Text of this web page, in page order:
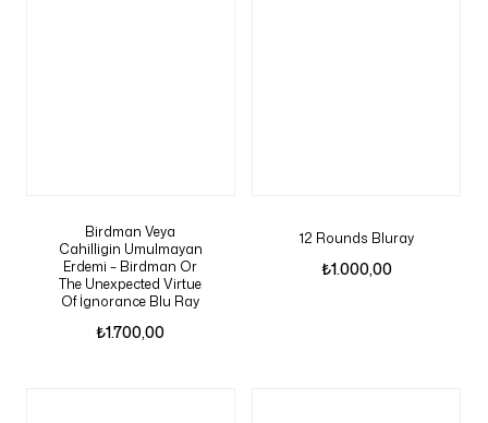
Birdman Veya
Cahilligin Umulmayan
Erdemi – Birdman Or
The Unexpected Virtue
Of İgnorance Blu Ray
₺1.700,00
12 Rounds Bluray
₺1.000,00